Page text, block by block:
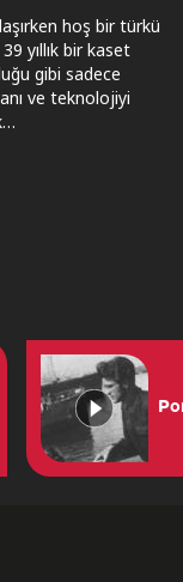
hoş bir türkü
yıllık bir kaset
gibi sadece
ve teknolojiyi